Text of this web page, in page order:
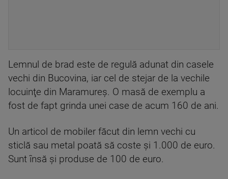
Lemnul de brad este de regulă adunat din casele
vechi din Bucovina, iar cel de stejar de la vechile
locuinţe din Maramureş. O masă de exemplu a
fost de fapt grinda unei case de acum 160 de ani.
Un articol de mobiler făcut din lemn vechi cu
sticlă sau metal poată să coste şi 1.000 de euro.
Sunt însă şi produse de 100 de euro.